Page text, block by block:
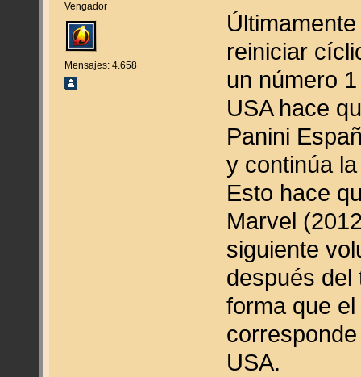
Vengador
Mensajes: 4.658
reiniciar
un número
USA hace
Panini
y continúa
Esto hace
Marvel
siguiente
después del
forma que
USA.